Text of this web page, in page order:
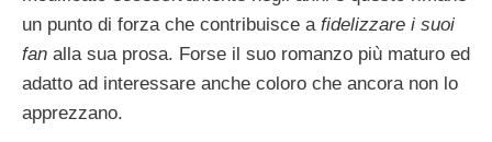
un punto di forza che contribuisce a fidelizzare i suoi
fan alla sua prosa. Forse il suo romanzo più maturo ed
adatto ad interessare anche coloro che ancora non lo
apprezzano.